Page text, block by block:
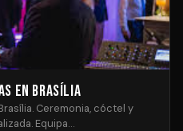
en Brasília
Ceremonia, cóctel y
Equipa…